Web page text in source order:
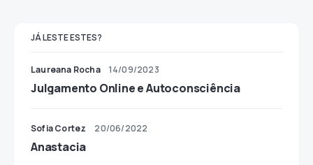
JÁ LESTE ESTES?
Laureana Rocha 14/09/2023
Julgamento Online e Autoconsciência
Sofia Cortez 20/06/2022
Anastacia